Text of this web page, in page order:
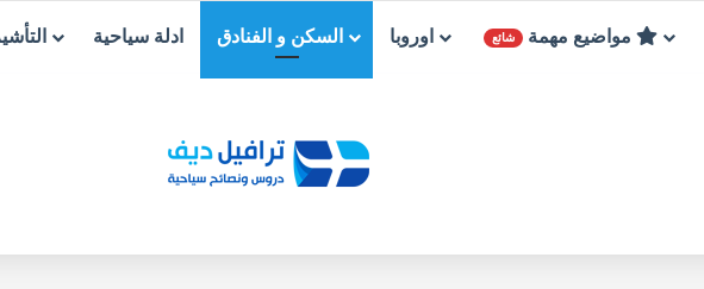
مواضيع مهمة شائع اوروبا السكن و الفنادق ادلة سياحية